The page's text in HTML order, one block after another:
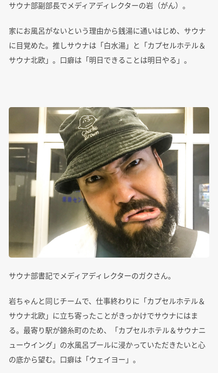
サウナ部副部長でメディアディレクターの岩（がん）。
家にお風呂がないという理由から銭湯に通いはじめ、サウナ
に目覚めた。推しサウナは「白水湯」と「カプセルホテル＆
サウナ北欧」。口癖は「明日できることは明日やる」。
サウナ部書記でメディアディレクターのガクさん。
岩ちゃんと同じチームで、仕事終わりに「カプセルホテル＆
サウナ北欧」に立ち寄ったことがきっかけでサウナにはま
る。最寄り駅が錦糸町のため、「カプセルホテル＆サウナニ
ューウイング」の水風呂プールに浸かっていただきたいと心
の底から望む。口癖は「ウェイヨー」。